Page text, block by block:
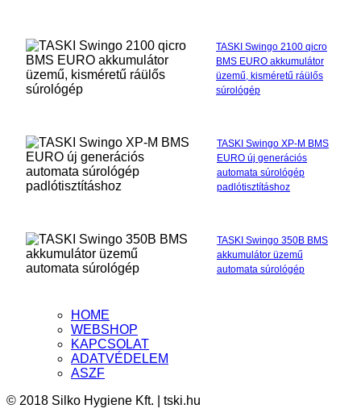
TASKI Swingo 2100 qicro
BMS EURO akkumulátor
üzemű, kisméretű ráülős
súrológép
TASKI Swingo XP-M BMS
EURO új generációs
automata súrológép
padlótisztításhoz
TASKI Swingo 350B BMS
akkumulátor üzemű
automata súrológép
HOME
WEBSHOP
KAPCSOLAT
ADATVÉDELEM
ASZF
© 2018 Silko Hygiene Kft. | tski.hu